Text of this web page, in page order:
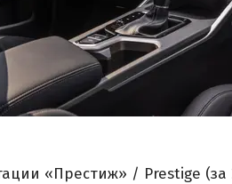
«Престиж» / Prestige (за